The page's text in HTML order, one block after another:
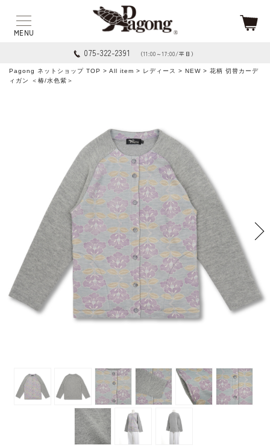
075-322-2391 （11:00～17:00/平日）
Pagong ネットショップ TOP > All item > レディース > NEW > 花柄 切替カーデ
ィガン ＜椿/水色紫＞